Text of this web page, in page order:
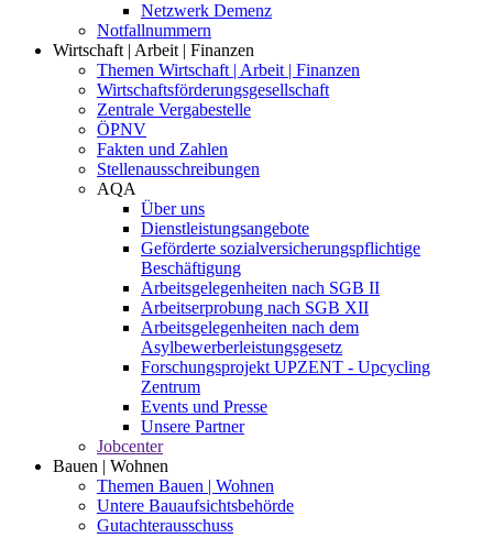
Netzwerk Demenz
Notfallnummern
Wirtschaft | Arbeit | Finanzen
Themen Wirtschaft | Arbeit | Finanzen
Wirtschaftsförderungsgesellschaft
Zentrale Vergabestelle
ÖPNV
Fakten und Zahlen
Stellenausschreibungen
AQA
Über uns
Dienstleistungsangebote
Geförderte sozialversicherungspflichtige
Beschäftigung
Arbeitsgelegenheiten nach SGB II
Arbeitserprobung nach SGB XII
Arbeitsgelegenheiten nach dem
Asylbewerberleistungsgesetz
Forschungsprojekt UPZENT - Upcycling
Zentrum
Events und Presse
Unsere Partner
Jobcenter
Bauen | Wohnen
Themen Bauen | Wohnen
Untere Bauaufsichtsbehörde
Gutachterausschuss